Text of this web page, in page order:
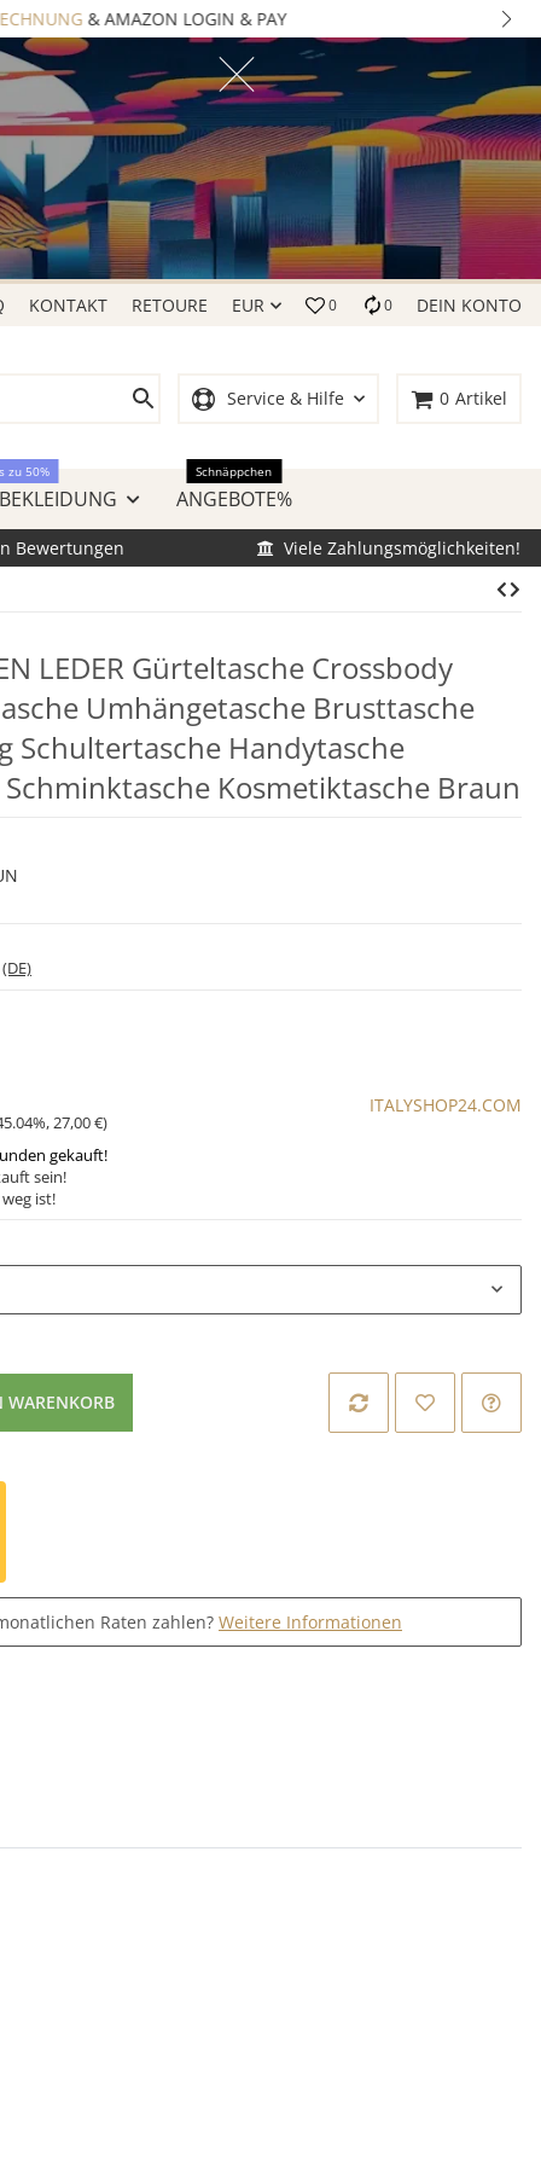
KONTAKT RETOURE EUR 0 0 DEIN KONTO
Service & Hilfe 0 Artikel
zu 50%
ANGEBOTE%
Schnäppchen
Bewertungen Viele Zahlungsmöglichkeiten!
LEDER Gürteltasche Crossbody
Umhängetasche Brusttasche
Schultertasche Handytasche
Kosmetiktasche Braun
(DE)
,27,00 €)
gekauft!
sein!
ist!
ITALYSHOP24.COM
WARENKORB
Raten zahlen? Weitere Informationen